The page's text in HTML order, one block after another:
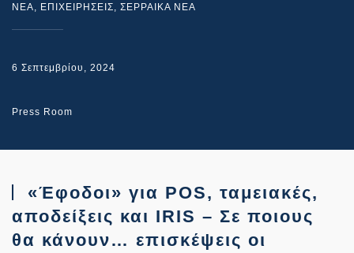
NEA, ΕΠΙΧΕΙΡΗΣΕΙΣ, ΣΕΡΡΑΙΚΑ ΝΕΑ
6 Σεπτεμβρίου, 2024
Press Room
«Έφοδοι» για POS, ταμειακές,
αποδείξεις και IRIS – Σε ποιους
θα κάνουν… επισκέψεις οι